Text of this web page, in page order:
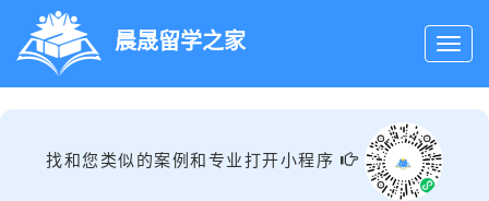
晨晟留学之家
找和您类似的案例和专业打开小程序